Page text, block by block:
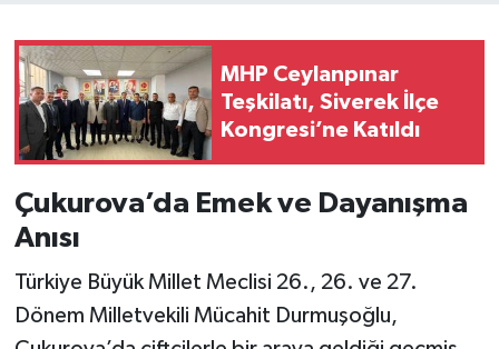
MHP Ceylanpınar
Teşkilatı, Siverek İlçe
Kongresi’ne Katıldı
Çukurova’da Emek ve Dayanışma
Anısı
Türkiye Büyük Millet Meclisi 26., 26. ve 27.
Dönem Milletvekili Mücahit Durmuşoğlu,